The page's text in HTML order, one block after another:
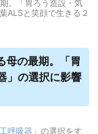
。「胃ろう造設・気
ALSと笑顔で生きる２
母の最期。「胃
」の選択に影響
呼吸器 」の選択をす